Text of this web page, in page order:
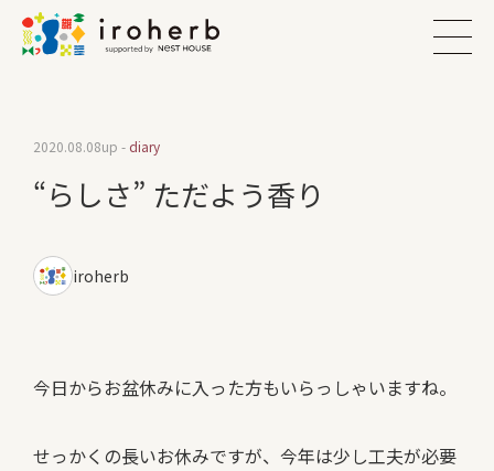
“らしさ” ただよう香り
2020.08.08up - diary
iroherb
今日からお盆休みに入った方もいらっしゃいますね。
せっかくの長いお休みですが、今年は少し工夫が必要